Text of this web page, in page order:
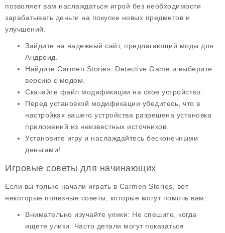
позволяет вам наслаждаться игрой без необходимости
зарабатывать деньги на покупке новых предметов и
улучшений.
Зайдите на надежный сайт, предлагающий моды для
Андроид.
Найдите Carmen Stories: Detective Game и выберите
версию с модом.
Скачайте файл модификации на свое устройство.
Перед установкой модификации убедитесь, что в
настройках вашего устройства разрешена установка
приложений из неизвестных источников.
Установите игру и наслаждайтесь бесконечными
деньгами!
Игровые советы для начинающих
Если вы только начали играть в Carmen Stories, вот
некоторые полезные советы , которые могут помочь вам:
Внимательно изучайте улики: Не спешите, когда
ищете улики. Часто детали могут показаться